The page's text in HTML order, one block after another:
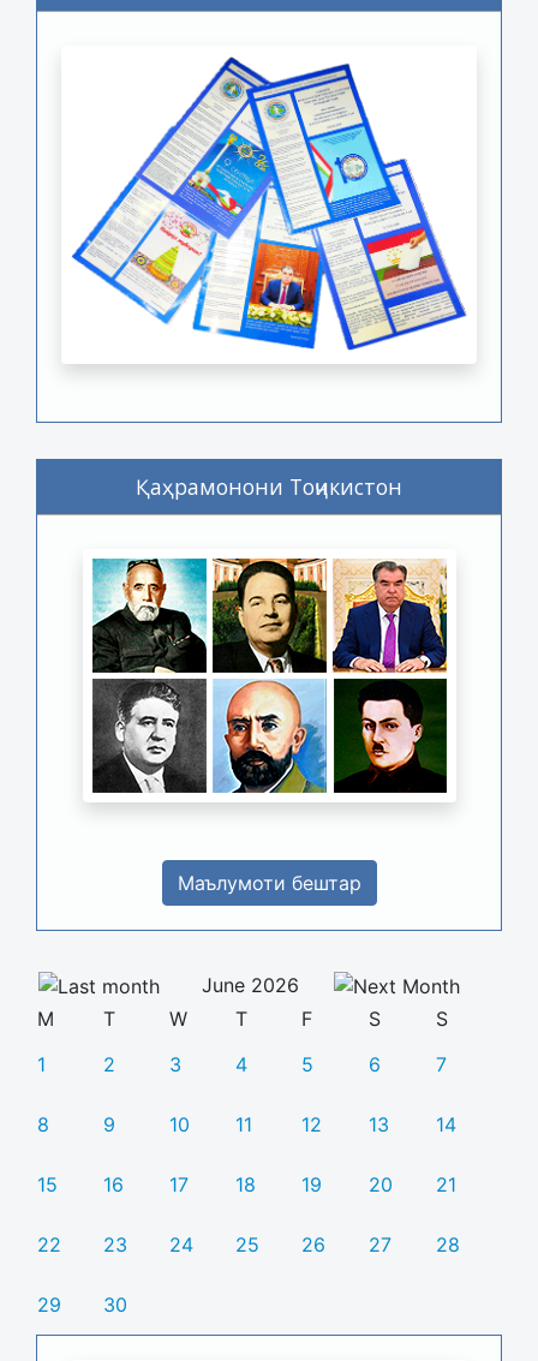
Қаҳрамонони Тоҷикистон
Маълумоти бештар
June 2026
M
T W T F S
S
1
2 3 4 5 6 7
8 9 10 11 12 13 14
15 16 17 18 19 20 21
22 23 24 25 26 27 28
29 30